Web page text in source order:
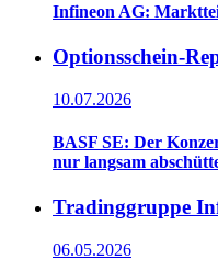
Infineon AG:
Optionsschein-
10.07.2026
BASF SE: Der
nur langsam
Tradinggruppe
06.05.2026